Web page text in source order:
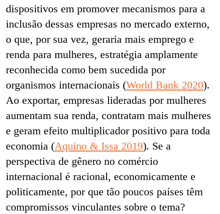
dispositivos em promover mecanismos para a
inclusão dessas empresas no mercado externo,
o que, por sua vez, geraria mais emprego e
renda para mulheres, estratégia amplamente
reconhecida como bem sucedida por
organismos internacionais (World Bank 2020).
Ao exportar, empresas lideradas por mulheres
aumentam sua renda, contratam mais mulheres
e geram efeito multiplicador positivo para toda
economia (Aquino & Issa 2019). Se a
perspectiva de gênero no comércio
internacional é racional, economicamente e
politicamente, por que tão poucos países têm
compromissos vinculantes sobre o tema?